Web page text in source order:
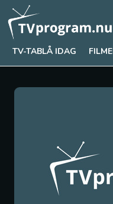
TV-TABLÅ IDAG